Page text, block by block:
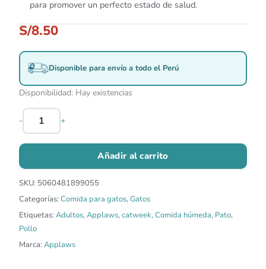
para promover un perfecto estado de salud.
S/8.50
Disponible para envío a todo el Perú
Disponibilidad: Hay existencias
- +
Añadir al carrito
SKU: 5060481899055
Categorías: Comida para gatos,Gatos
Etiquetas: Adultos,Applaws,catweek,Comida húmeda, Pato,
Pollo
Marca: Applaws